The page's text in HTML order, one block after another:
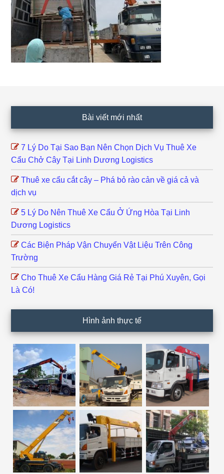
Bài viết mới nhất
7 Lý Do Tại Sao Bạn Nên Chọn Dịch Vụ Thuê Xe
Cẩu Chở Cây Tại Linh Dương Logistics
Thuê xe cẩu cắt cây – Phá bỏ rào cản về giá cả và
dịch vụ
5 Lý Do Nên Thuê Xe Cẩu Ở Ứng Hòa Tại Linh
Dương Logistics
Các Biện Pháp Vận Chuyển Vật Liệu Trên Công
Trường
Cho Thuê Xe Cẩu Hàng Giá Rẻ Tại Phú Xuyên, Gọi
Là Có!
Hình ảnh thực tế